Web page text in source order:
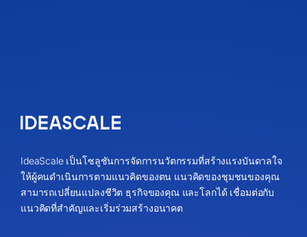
IdeaScale เป็นโซลูชันการจัดการนวัตกรรมที่สร้างแรงบันดาลใจ
ให้ผู้คนดำเนินการตามแนวคิดของตน แนวคิดของชุมชนของคุณ
สามารถเปลี่ยนแปลงชีวิต ธุรกิจของคุณ และโลกได้ เชื่อมต่อกับ
แนวคิดที่สำคัญและเริ่มร่วมสร้างอนาคต